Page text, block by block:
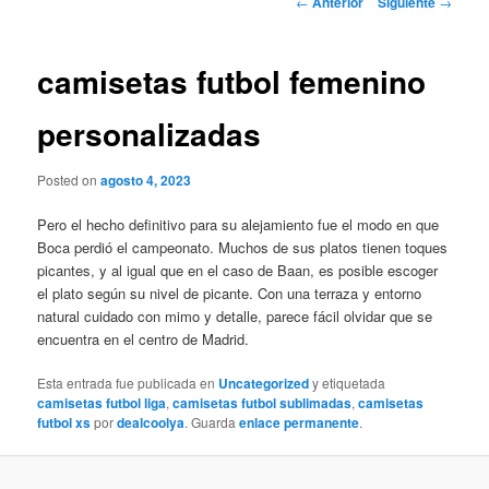
camisetas futbol femenino
personalizadas
Posted onagosto 4, 2023
Pero el hecho definitivo para su alejamiento fue el modo en que
Boca perdió el campeonato. Muchos de sus platos tienen toques
picantes, y al igual que en el caso de Baan, es posible escoger
el plato según su nivel de picante. Con una terraza y entorno
natural cuidado con mimo y detalle, parece fácil olvidar que se
encuentra en el centro de Madrid.
Esta entrada fue publicada en Uncategorizedy etiquetada
camisetas futbol liga,camisetas futbol sublimadas,camisetas
futbol xspordealcoolya. Guardaenlace permanente.